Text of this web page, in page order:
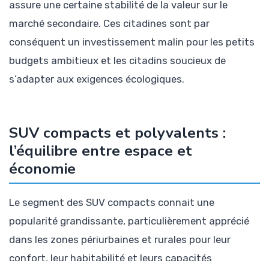
assure une certaine stabilité de la valeur sur le
marché secondaire. Ces citadines sont par
conséquent un investissement malin pour les petits
budgets ambitieux et les citadins soucieux de
s’adapter aux exigences écologiques.
SUV compacts et polyvalents :
l’équilibre entre espace et
économie
Le segment des SUV compacts connait une
popularité grandissante, particulièrement apprécié
dans les zones périurbaines et rurales pour leur
confort, leur habitabilité et leurs capacités